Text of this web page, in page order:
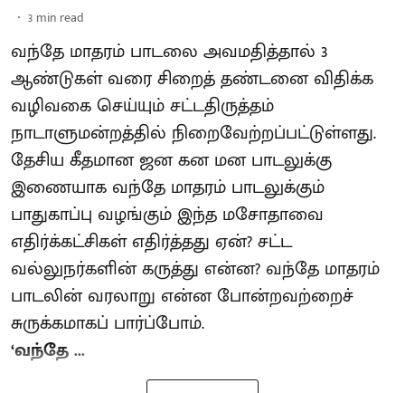
3 min read
வந்தே மாதரம் பாடலை அவமதித்தால் 3
ஆண்டுகள் வரை சிறைத் தண்டனை விதிக்க
வழிவகை செய்யும் சட்டதிருத்தம்
நாடாளுமன்றத்தில் நிறைவேற்றப்பட்டுள்ளது.
தேசிய கீதமான ஜன கன மன பாடலுக்கு
இணையாக வந்தே மாதரம் பாடலுக்கும்
பாதுகாப்பு வழங்கும் இந்த மசோதாவை
எதிர்க்கட்சிகள் எதிர்த்தது ஏன்? சட்ட
வல்லுநர்களின் கருத்து என்ன? வந்தே மாதரம்
பாடலின் வரலாறு என்ன போன்றவற்றைச்
சுருக்கமாகப் பார்ப்போம்.
‘வந்தே ...